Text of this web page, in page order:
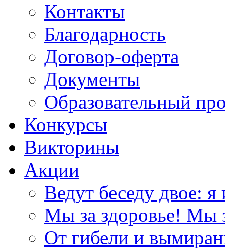
Контакты
Благодарность
Договор-оферта
Документы
Образовательный
Конкурсы
Викторины
Акции
Ведут беседу двое: я
Мы за здоровье! Мы
От гибели и